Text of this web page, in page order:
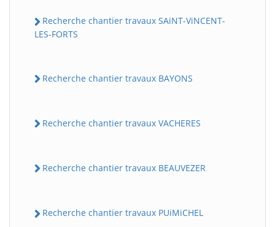
Recherche chantier travaux SAiNT-ViNCENT-
LES-FORTS
Recherche chantier travaux BAYONS
Recherche chantier travaux VACHERES
Recherche chantier travaux BEAUVEZER
Recherche chantier travaux PUiMiCHEL